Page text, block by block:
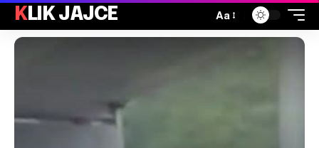
KLIK JAJCE Aa